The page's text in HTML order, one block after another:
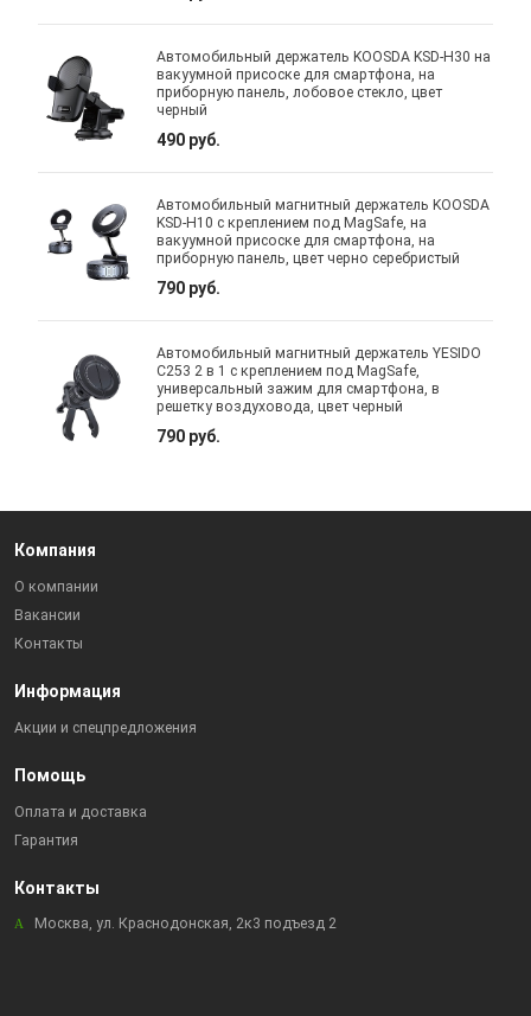
Автомобильный держатель KOOSDA KSD-H30 на
вакуумной присоске для смартфона, на
приборную панель, лобовое стекло, цвет
черный
490 руб.
Автомобильный магнитный держатель KOOSDA
KSD-H10 с креплением под MagSafe, на
вакуумной присоске для смартфона, на
приборную панель, цвет черно серебристый
790 руб.
Автомобильный магнитный держатель YESIDO
C253 2 в 1 с креплением под MagSafe,
универсальный зажим для смартфона, в
решетку воздуховода, цвет черный
790 руб.
Компания
О компании
Вакансии
Контакты
Информация
Акции и спецпредложения
Помощь
Оплата и доставка
Гарантия
Контакты
Москва, ул. Краснодонская, 2к3 подъезд 2